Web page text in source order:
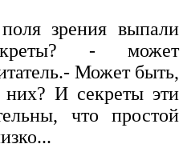
зрения выпали
- может
Может быть,
И секреты эти
что простой